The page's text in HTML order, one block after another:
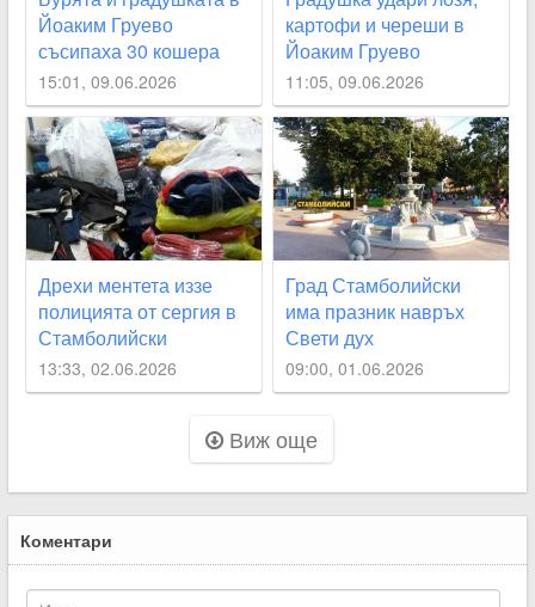
Йоаким Груево
съсипаха 30 кошера
15:01, 09.06.2026
картофи и череши в
Йоаким Груево
11:05, 09.06.2026
Дрехи ментета иззе
полицията от сергия в
Стамболийски
13:33, 02.06.2026
Град Стамболийски
има празник навръх
Свети дух
09:00, 01.06.2026
Виж още
Коментари